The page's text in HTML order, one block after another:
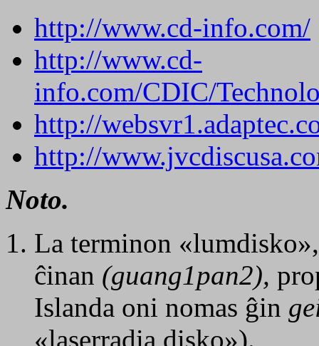
http://www.cd-info.com/
http://www.cd-
info.com/CDIC/
http://
http://
Noto.
La terminon
ĉinan (guang1pan2),
Islanda oni nomas ĝin
«laserradia disko»).